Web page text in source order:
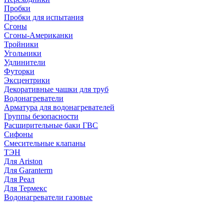
Пробки
Пробки для испытания
Сгоны
Сгоны-Американки
Тройники
Угольники
Удлинители
Футорки
Эксцентрики
Декоративные чашки для труб
Водонагреватели
Арматура для водонагревателей
Группы безопасности
Расширительные баки ГВС
Сифоны
Смесительные клапаны
ТЭН
Для Ariston
Для Garanterm
Для Реал
Для Термекс
Водонагреватели газовые